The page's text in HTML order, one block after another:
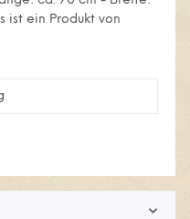
ist ein Produkt von